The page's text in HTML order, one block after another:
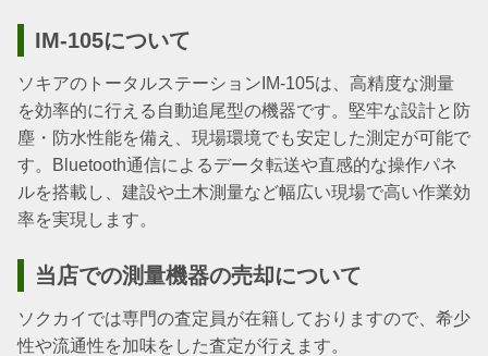
IM-105について
ソキアのトータルステーションIM-105は、高精度な測量
を効率的に行える自動追尾型の機器です。堅牢な設計と防
塵・防水性能を備え、現場環境でも安定した測定が可能で
す。Bluetooth通信によるデータ転送や直感的な操作パネ
ルを搭載し、建設や土木測量など幅広い現場で高い作業効
率を実現します。
当店での測量機器の売却について
ソクカイでは専門の査定員が在籍しておりますので、希少
性や流通性を加味をした査定が行えます。